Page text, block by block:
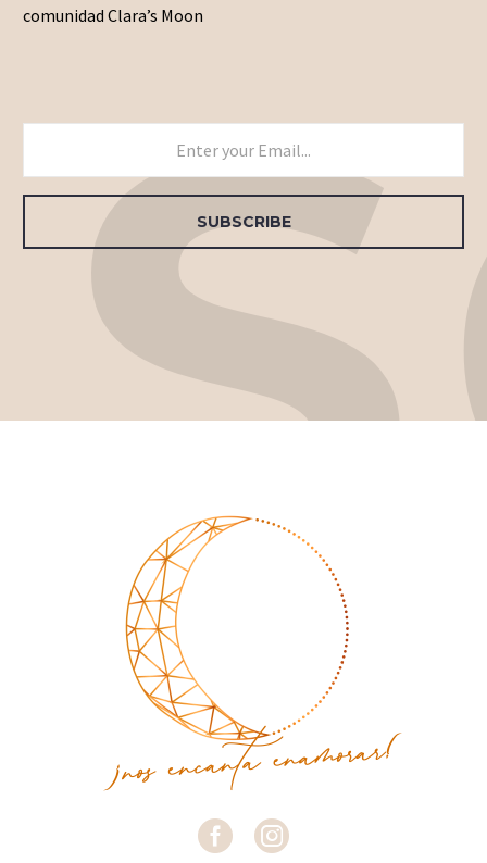
comunidad Clara’s Moon
SUBSCRIBE